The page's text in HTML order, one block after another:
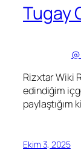
Tugay
Rizxtar Wiki
edindiğim
paylaştığım
Ekim 3, 2025